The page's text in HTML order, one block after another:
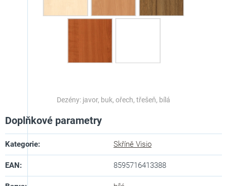
Dezény: javor, buk, ořech, třešeň, bílá
Doplňkové parametry
Kategorie: Skříně Visio
EAN: 8595716413388